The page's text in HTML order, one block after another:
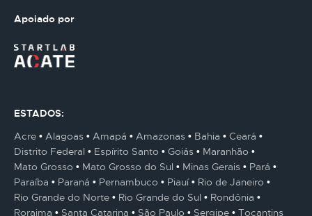
Apoiado por
ESTADOS:
Acre
Alagoas Amapá Amazonas Bahia
Ceará
Distrito Federal
Espírito Santo Goiás
Maranhão
Mato Grosso
Mato Grosso do Sul Minas Gerais
Pará
Paraíba
Paraná Pernambuco Piauí
Rio de Janeiro
Rio Grande do Norte
Rio Grande do Sul
Rondônia
Roraima
Santa Catarina São Paulo Sergipe Tocantins